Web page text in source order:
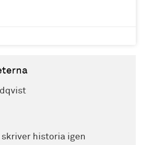
skriver historia igen